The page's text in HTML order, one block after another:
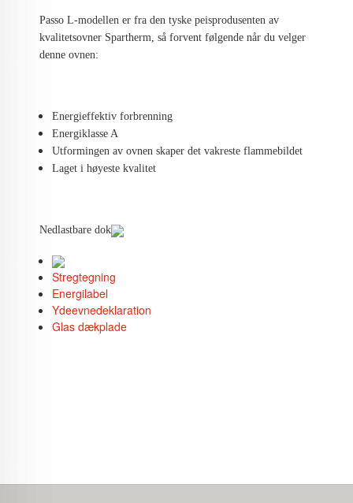
Passo L-modellen er fra den tyske peisprodusenten av
kvalitetsovner Spartherm, så forvent følgende når du velger
denne ovnen:
Energieffektiv forbrenning
Energiklasse A
Utformingen av ovnen skaper det vakreste flammebildet
Laget i høyeste kvalitet
Nedlastbare dok
Stregtegning
Energilabel
Ydeevnedeklaration
Glas dækplade